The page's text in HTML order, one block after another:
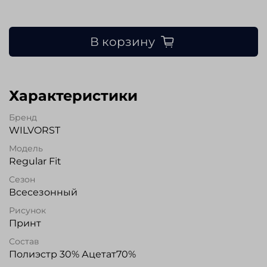
В корзину
Характеристики
Бренд
WILVORST
Модель
Regular Fit
Сезон
Всесезонный
Рисунок
Принт
Состав
Полиэстр 30% Ацетат70%